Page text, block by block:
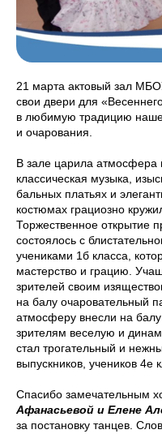
21 марта актовый зал
свои двери для
в любимую традицию
и очарования.
В зале царила атмосфера
классическая музыка,
бальных платьях и
костюмах грациозно
Торжественное открытие
состоялось с
учениками 1б класса,
мастерство и грацию.
зрителей своим
на балу очаровательный
атмосферу внесли на
зрителям веселую и
стал трогательный и
выпускников, учеников 4е
Спасибо замечательным
Афанасьевой и Елене
за постановку танцев.